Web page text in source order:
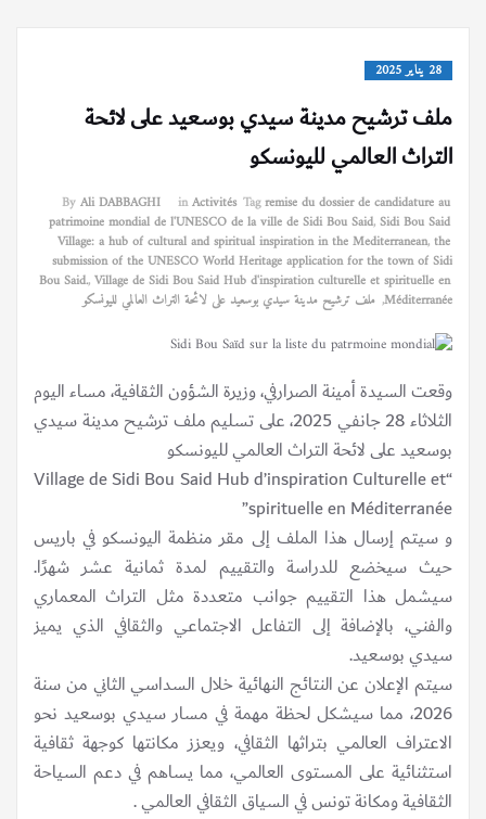
28 يناير 2025
ملف ترشيح مدينة سيدي بوسعيد على لائحة
التراث العالمي لليونسكو
ByAli DABBAGHI inActivités Tagremise du dossier de candidature au
patrimoine mondial de l'UNESCO de la ville de Sidi Bou Said,Sidi Bou Said
Village: a hub of cultural and spiritual inspiration in the Mediterranean,the
submission of the UNESCO World Heritage application for the town of Sidi
Bou Said.,Village de Sidi Bou Said Hub d'inspiration culturelle et spirituelle en
Méditerranée
, ملف ترشيح مدينة سيدي بوسعيد على لائحة التراث العالمي لليونسكو
وقعت السيدة أمينة الصرارفي، وزيرة الشؤون الثقافية، مساء اليوم
الثلاثاء 28 جانفي 2025، على تسليم ملف ترشيح مدينة سيدي
بوسعيد على لائحة التراث العالمي لليونسكو
“Village de Sidi Bou Said Hub d’inspiration Culturelle et
spirituelle en Méditerranée”
و سيتم إرسال هذا الملف إلى مقر منظمة اليونسكو في باريس
حيث سيخضع للدراسة والتقييم لمدة ثمانية عشر شهرًا.
سيشمل هذا التقييم جوانب متعددة مثل التراث المعماري
والفني، بالإضافة إلى التفاعل الاجتماعي والثقافي الذي يميز
سيدي بوسعيد.
سيتم الإعلان عن النتائج النهائية خلال السداسي الثاني من سنة
2026، مما سيشكل لحظة مهمة في مسار سيدي بوسعيد نحو
الاعتراف العالمي بتراثها الثقافي، ويعزز مكانتها كوجهة ثقافية
استثنائية على المستوى العالمي، مما يساهم في دعم السياحة
الثقافية ومكانة تونس في السياق الثقافي العالمي .